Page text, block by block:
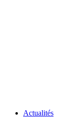
Actualités